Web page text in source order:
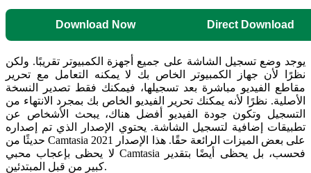
Download Now Direct Download
يوجد وضع تسجيل الشاشة على جميع أجهزة الكمبيوتر تقريبًا. ولكن
نظرًا لأن جهاز الكمبيوتر الخاص بك لا يمكنه التعامل مع تحرير
مقاطع الفيديو مباشرة بعد تسجيلها، فيمكنك فقط تصدير النسخة
الأصلية. نظرًا لأنه يمكنك تحرير الفيديو الخاص بك بمجرد الانتهاء من
التسجيل وتكون جودة الفيديو أفضل هناك، يبحث الأشخاص عن
تطبيقات إضافية لتسجيل الشاشة. يحتوي الإصدار الذي تم إصداره
حديثًا من Camtasia 2021 على بعض الميزات الرائعة حقًا. هذا الإصدار
لا يحظى بإعجاب محبي Camtasia فحسب، بل يحظى أيضًا بتقدير
كبير من قبل المبتدئين.